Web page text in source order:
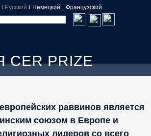
Русский Немецкий Французский
PRIZE
раввинов является
союзом в Европе и
лидеров со всего